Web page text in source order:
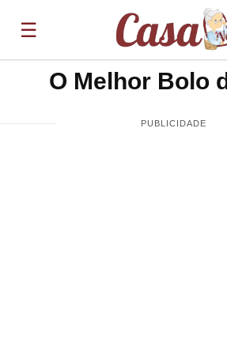
☰
O Melhor Bolo